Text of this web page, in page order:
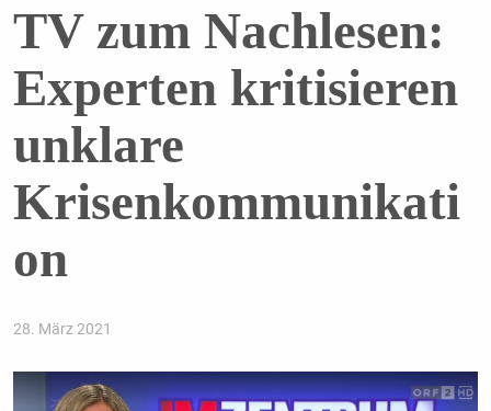
TV zum Nachlesen:
Experten kritisieren
unklare
Krisenkommunikati
on
28. März 2021